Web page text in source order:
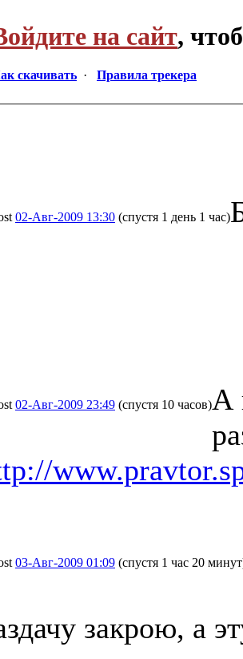
на сайт,
скачивать · Правила трекера
02-Авг-2009 13:30 (спустя 1 день 1 час)
02-Авг-2009 23:49 (спустя 10 часов)А
03-Авг-2009 01:09 (спустя 1 час 20
закрою, а